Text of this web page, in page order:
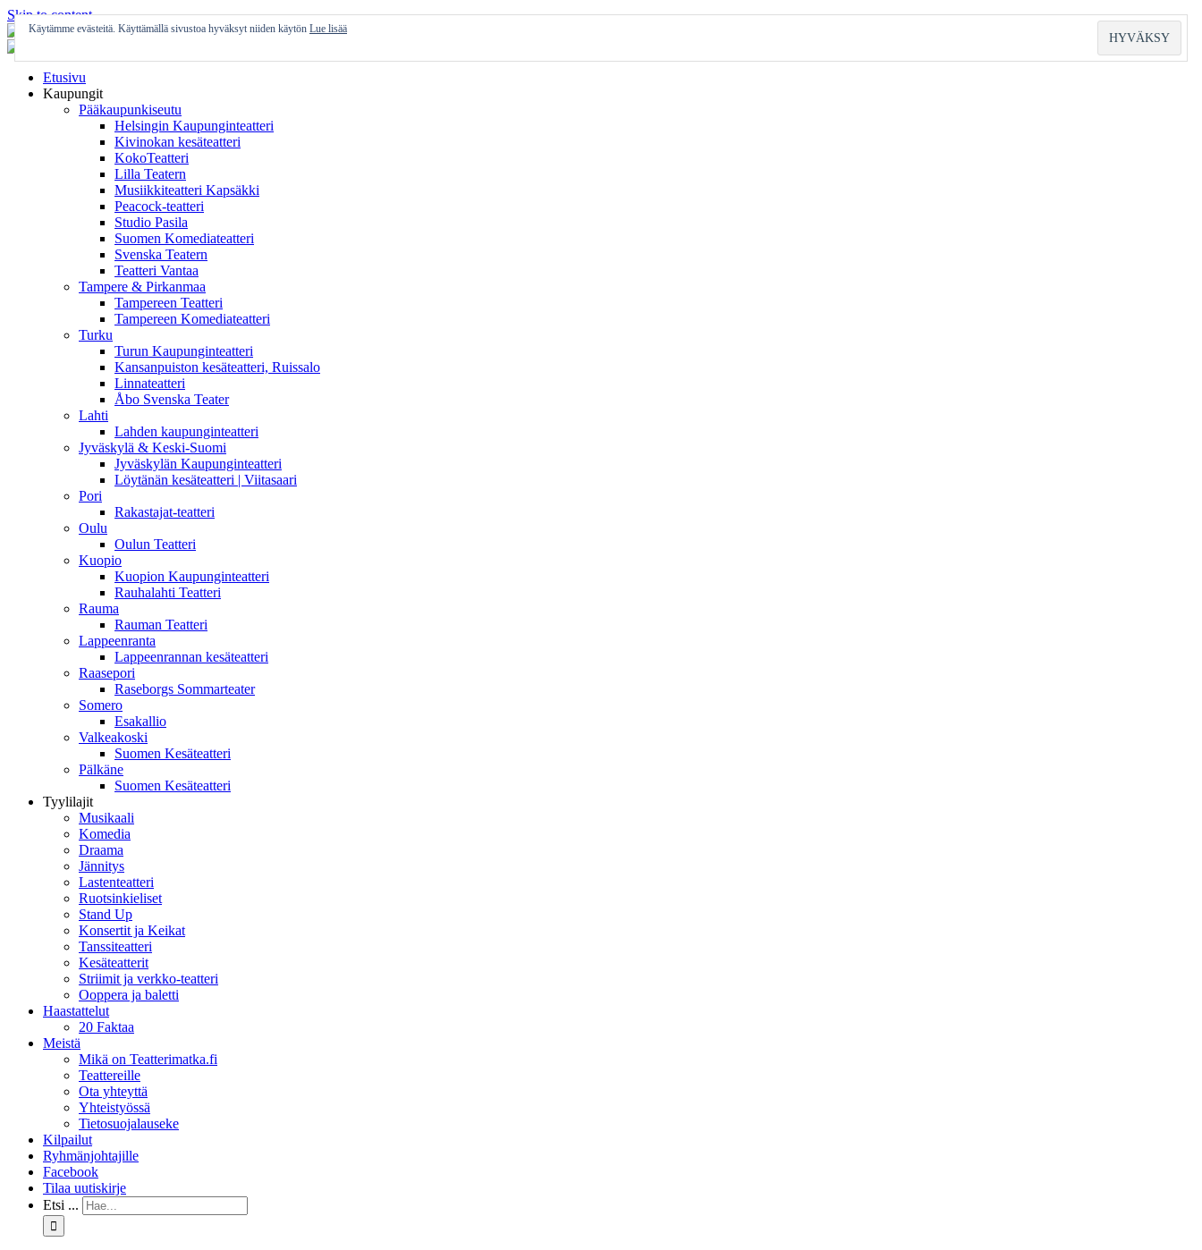
Skip to content
Etusivu
Kaupungit
Pääkaupunkiseutu
Helsingin Kaupunginteatteri
Kivinokan kesäteatteri
KokoTeatteri
Lilla Teatern
Musiikkiteatteri Kapsäkki
Peacock-teatteri
Studio Pasila
Suomen Komediateatteri
Svenska Teatern
Teatteri Vantaa
Tampere & Pirkanmaa
Tampereen Teatteri
Tampereen Komediateatteri
Turku
Turun Kaupunginteatteri
Kansanpuiston kesäteatteri, Ruissalo
Linnateatteri
Åbo Svenska Teater
Lahti
Lahden kaupunginteatteri
Jyväskylä & Keski-Suomi
Jyväskylän Kaupunginteatteri
Löytänän kesäteatteri | Viitasaari
Pori
Rakastajat-teatteri
Oulu
Oulun Teatteri
Kuopio
Kuopion Kaupunginteatteri
Rauhalahti Teatteri
Rauma
Rauman Teatteri
Lappeenranta
Lappeenrannan kesäteatteri
Raasepori
Raseborgs Sommarteater
Somero
Esakallio
Valkeakoski
Suomen Kesäteatteri
Pälkäne
Suomen Kesäteatteri
Tyylilajit
Musikaali
Komedia
Draama
Jännitys
Lastenteatteri
Ruotsinkieliset
Stand Up
Konsertit ja Keikat
Tanssiteatteri
Kesäteatterit
Striimit ja verkko-teatteri
Ooppera ja baletti
Haastattelut
20 Faktaa
Meistä
Mikä on Teatterimatka.fi
Teattereille
Ota yhteyttä
Yhteistyössä
Tietosuojalauseke
Kilpailut
Ryhmänjohtajille
Facebook
Tilaa uutiskirje
Etsi ...
Käytämme evästeitä. Käyttämällä sivustoa hyväksyt niiden käytön Lue lisää